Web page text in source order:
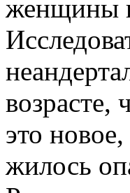
женщины
это
жилось